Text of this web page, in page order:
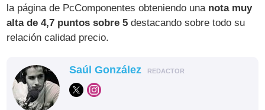
la página de PcComponentes obteniendo una nota muy
alta de 4,7 puntos sobre 5 destacando sobre todo su
relación calidad precio.
Saúl González REDACTOR